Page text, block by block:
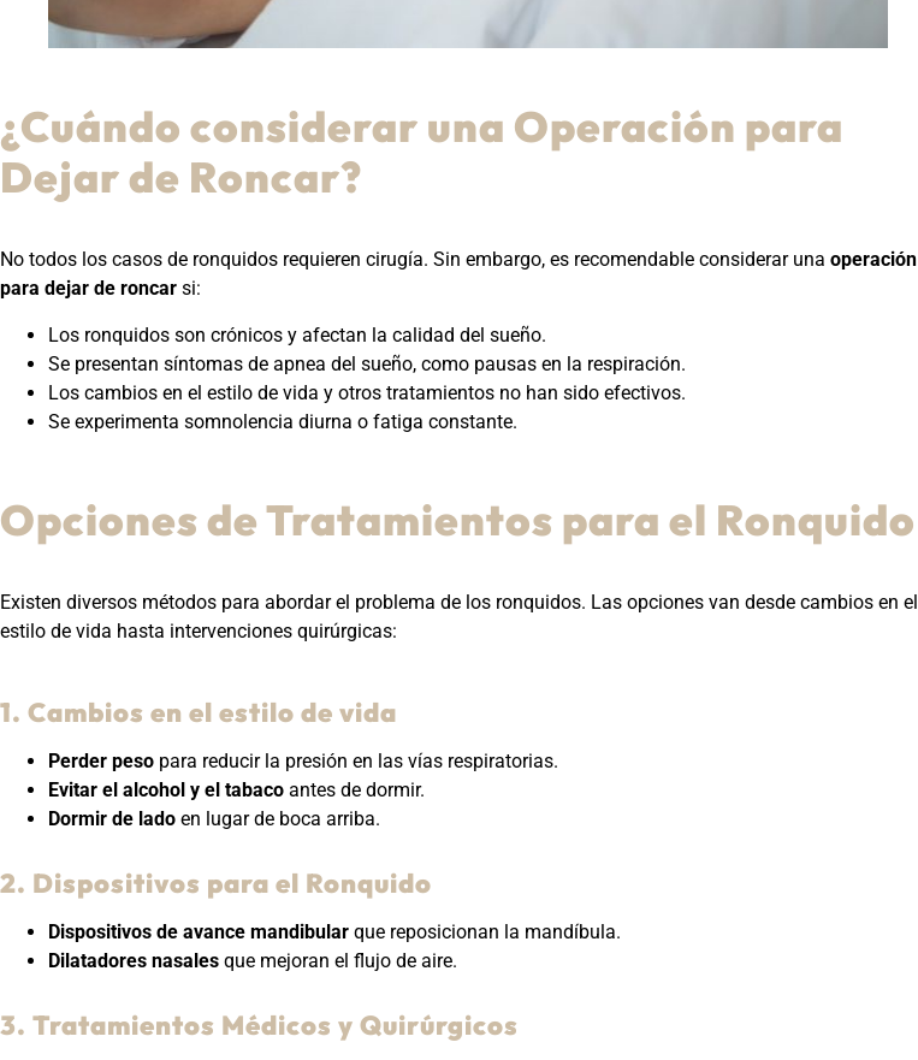
¿Cuándo considerar una Operación para
Dejar de Roncar?
No todos los casos de ronquidos requieren cirugía. Sin embargo, es recomendable considerar una operación
para dejar de roncar si:
Los ronquidos son crónicos y afectan la calidad del sueño.
Se presentan síntomas de apnea del sueño, como pausas en la respiración.
Los cambios en el estilo de vida y otros tratamientos no han sido efectivos.
Se experimenta somnolencia diurna o fatiga constante.
Opciones de Tratamientos para el Ronquido
Existen diversos métodos para abordar el problema de los ronquidos. Las opciones van desde cambios en el
estilo de vida hasta intervenciones quirúrgicas:
1. Cambios en el estilo de vida
Perder peso para reducir la presión en las vías respiratorias.
Evitar el alcohol y el tabaco antes de dormir.
Dormir de lado en lugar de boca arriba.
2. Dispositivos para el Ronquido
Dispositivos de avance mandibular que reposicionan la mandíbula.
Dilatadores nasales que mejoran el flujo de aire.
3. Tratamientos Médicos y Quirúrgicos